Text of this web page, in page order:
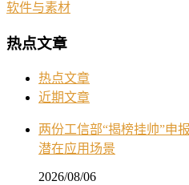
软件与素材
热点文章
热点文章
近期文章
两份工信部“揭榜挂帅”申
潜在应用场景
2026/08/06